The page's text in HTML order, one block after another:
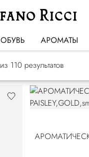
ОБУВЬ АРОМАТЫ
Подарки
из 110 результатов